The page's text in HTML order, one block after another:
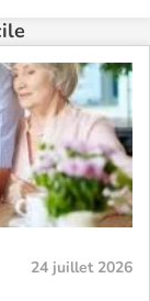
24 juillet 2026